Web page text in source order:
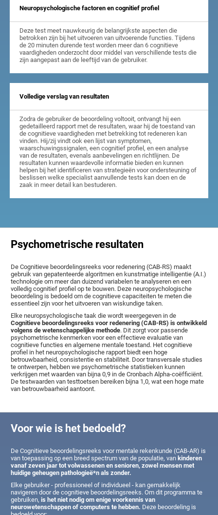
Neuropsychologische factoren en cognitief profiel
Deze test meet nauwkeurig de belangrijkste aspecten die
betrokken zijn bij het uitvoeren van uitvoerende functies. Tijdens
de 20 minuten durende test worden meer dan 6 cognitieve
vaardigheden onderzocht door middel van verschillende tests die
zijn aangepast aan de leeftijd van de gebruiker.
Volledige verslag van resultaten
Zodra de gebruiker de beoordeling voltooit, ontvangt hij een
gedetailleerd rapport met de resultaten, waar hij de toestand van
de cognitieve vaardigheden met betrekking tot redeneren kan
vinden. Hij/zij vindt ook een lijst van symptomen,
waarschuwingssignalen, een cognitief profiel, en een analyse
van de resultaten, evenals aanbevelingen en richtlijnen. De
resultaten kunnen waardevolle informatie bieden en kunnen
helpen bij het identificeren van strategieën voor ondersteuning of
beslissen welke specialist aanvullende tests kan doen en de
zaak in meer detail kan bestuderen.
Psychometrische resultaten
De Cognitieve beoordelingsreeks voor redenering (CAB-RS) maakt
gebruik van gepatenteerde algoritmen en kunstmatige intelligentie (A.I.)
technologie om meer dan duizend variabelen te analyseren en een
volledig cognitief profiel op te bouwen. Deze neuropsychologische
beoordeling is bedoeld om de cognitieve capaciteiten te meten die
essentieel zijn voor het uitvoeren van wiskundige taken.
Elke neuropsychologische taak die wordt weergegeven in de
Cognitieve beoordelingsreeks voor redenering (CAB-RS) is ontwikkeld
volgens de wetenschappelijke methode. Dit zorgt voor passende
psychometrische kenmerken voor een effectieve evaluatie van
cognitieve functies en algemene mentale toestand. Het cognitieve
profiel in het neuropsychologische rapport biedt een hoge
betrouwbaarheid, consistentie en stabiliteit. Door transversale studies
te ontwerpen, hebben we psychometrische statistieken kunnen
verkrijgen met waarden van bijna 0,9 in de Cronbach Alpha-coëfficiënt.
De testwaarden van testtoetsen bereiken bijna 1,0, wat een hoge mate
van betrouwbaarheid aantoont.
Voor wie is het bedoeld?
De Cognitieve beoordelingsreeks voor mentale rekenkunde (CAB-AR) is
van toepassing op een breed spectrum van de populatie, van kinderen
vanaf zeven jaar tot volwassenen en senioren, zowel mensen met
huidige geheugen pathologieë*n als zonder.
Elke gebruiker - professioneel of individueel - kan gemakkelijk
navigeren door de cognitieve beoordelingsreeks. Om dit programma te
gebruiken,is het niet nodig om enige voorkennis van
neurowetenschappen of computers te hebben. Deze beoordeling is